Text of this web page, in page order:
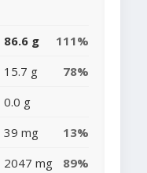
86.6 g
111%
15.7 g
78%
0.0 g
39 mg
13%
2047 mg
89%